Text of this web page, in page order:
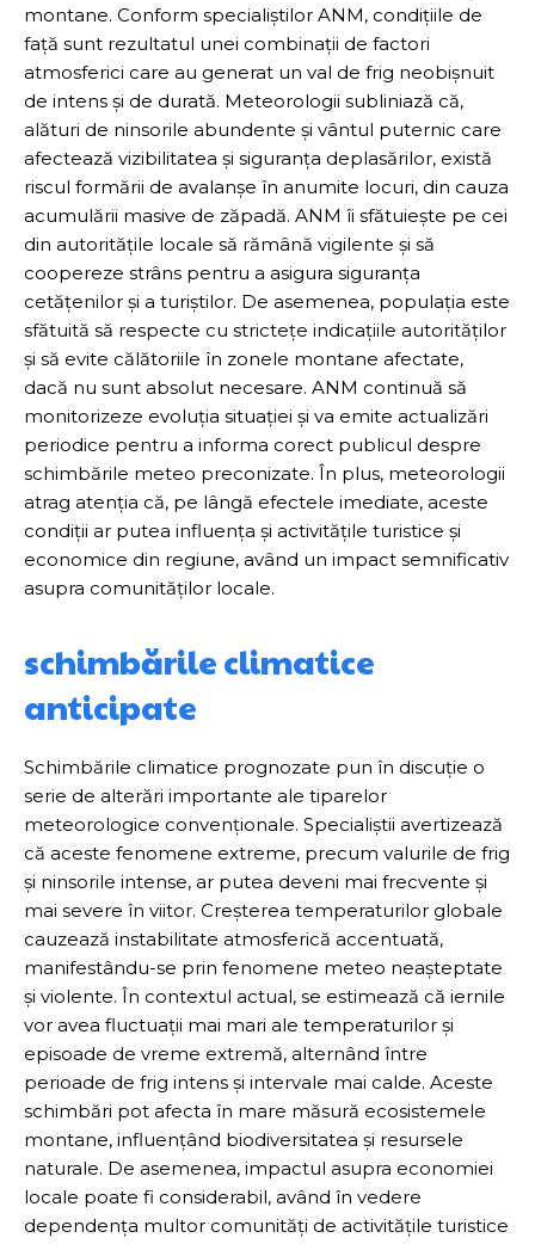
montane. Conform specialiștilor ANM, condițiile de
față sunt rezultatul unei combinații de factori
atmosferici care au generat un val de frig neobișnuit
de intens și de durată. Meteorologii subliniază că,
alături de ninsorile abundente și vântul puternic care
afectează vizibilitatea și siguranța deplasărilor, există
riscul formării de avalanșe în anumite locuri, din cauza
acumulării masive de zăpadă. ANM îi sfătuiește pe cei
din autoritățile locale să rămână vigilente și să
coopereze strâns pentru a asigura siguranța
cetățenilor și a turiștilor. De asemenea, populația este
sfătuită să respecte cu strictețe indicațiile autorităților
și să evite călătoriile în zonele montane afectate,
dacă nu sunt absolut necesare. ANM continuă să
monitorizeze evoluția situației și va emite actualizări
periodice pentru a informa corect publicul despre
schimbările meteo preconizate. În plus, meteorologii
atrag atenția că, pe lângă efectele imediate, aceste
condiții ar putea influența și activitățile turistice și
economice din regiune, având un impact semnificativ
asupra comunităților locale.
schimbările climatice
anticipate
Schimbările climatice prognozate pun în discuție o
serie de alterări importante ale tiparelor
meteorologice convenționale. Specialiștii avertizează
că aceste fenomene extreme, precum valurile de frig
și ninsorile intense, ar putea deveni mai frecvente și
mai severe în viitor. Creșterea temperaturilor globale
cauzează instabilitate atmosferică accentuată,
manifestându-se prin fenomene meteo neașteptate
și violente. În contextul actual, se estimează că iernile
vor avea fluctuații mai mari ale temperaturilor și
episoade de vreme extremă, alternând între
perioade de frig intens și intervale mai calde. Aceste
schimbări pot afecta în mare măsură ecosistemele
montane, influențând biodiversitatea și resursele
naturale. De asemenea, impactul asupra economiei
locale poate fi considerabil, având în vedere
dependența multor comunități de activitățile turistice